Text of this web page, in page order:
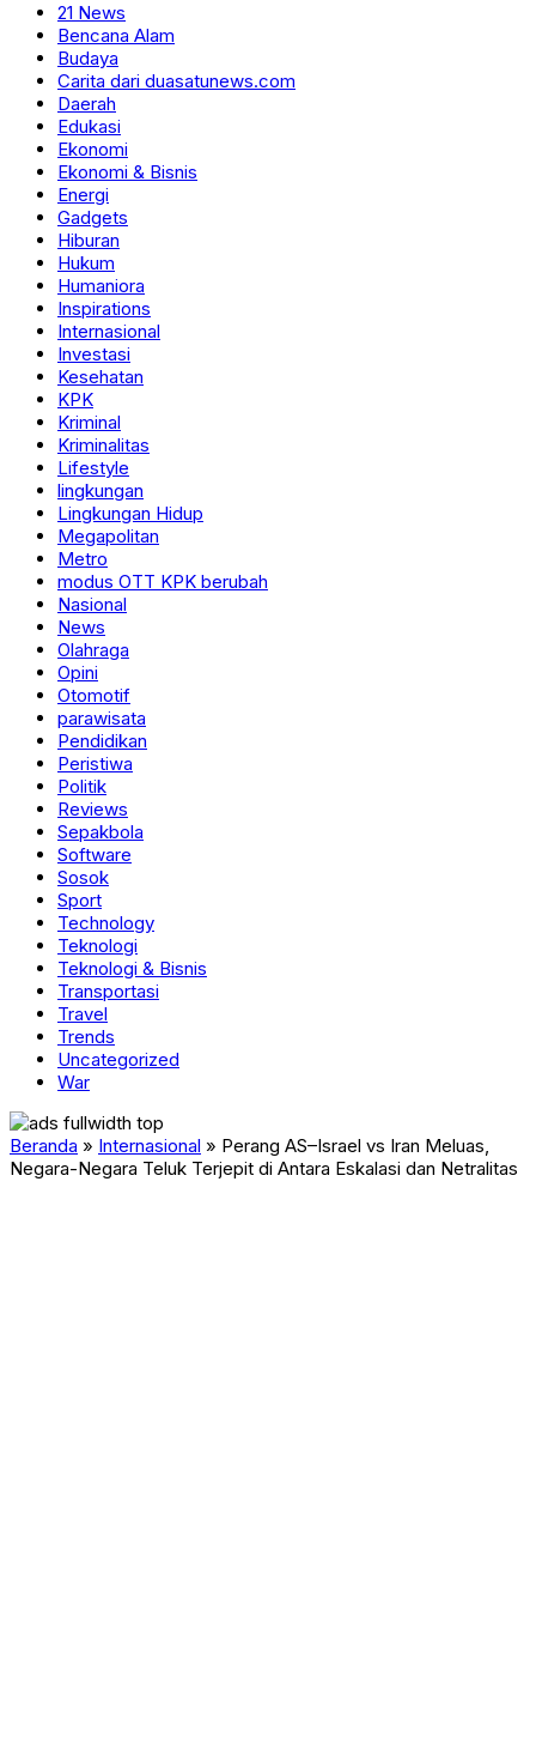
21 News
Bencana Alam
Budaya
Carita dari duasatunews.com
Daerah
Edukasi
Ekonomi
Ekonomi & Bisnis
Energi
Gadgets
Hiburan
Hukum
Humaniora
Inspirations
Internasional
Investasi
Kesehatan
KPK
Kriminal
Kriminalitas
Lifestyle
lingkungan
Lingkungan Hidup
Megapolitan
Metro
modus OTT KPK berubah
Nasional
News
Olahraga
Opini
Otomotif
parawisata
Pendidikan
Peristiwa
Politik
Reviews
Sepakbola
Software
Sosok
Sport
Technology
Teknologi
Teknologi & Bisnis
Transportasi
Travel
Trends
Uncategorized
War
Beranda » Internasional » Perang AS–Israel vs Iran Meluas,
Negara-Negara Teluk Terjepit di Antara Eskalasi dan Netralitas